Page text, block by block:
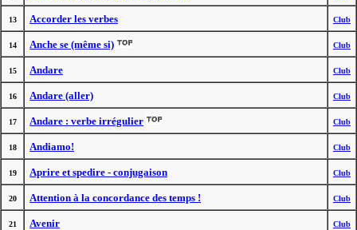
13 Accorder les verbes Club
14 Anche se (même si) Club
15 Andare Club
16 Andare (aller) Club
17 Andare : verbe irrégulier Club
18 Andiamo! Club
19 Aprire et spedire - conjugaison Club
20 Attention à la concordance des temps ! Club
21 Avenir Club